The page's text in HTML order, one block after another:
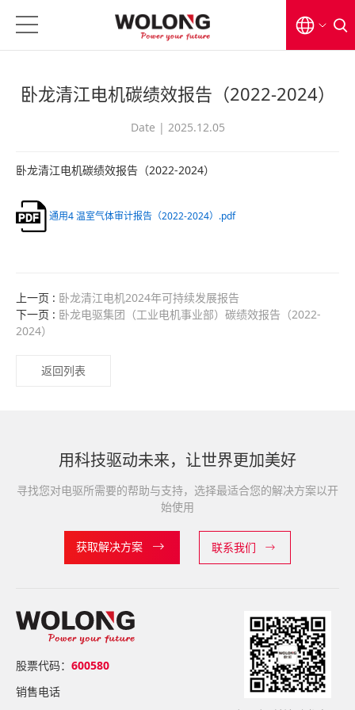
CN
卧龙清江电机碳绩效报告（2022-2024）
Date | 2025.12.05
卧龙清江电机碳绩效报告（2022-2024）
通用4 温室气体审计报告（2022-2024）.pdf
上一页 : 卧龙清江电机2024年可持续发展报告
下一页 : 卧龙电驱集团（工业电机事业部）碳绩效报告（2022-
2024）
返回列表
用科技驱动未来，让世界更加美好
寻找您对电驱所需要的帮助与支持，选择最适合您的解决方案以开
始使用
获取解决方案 联系我们
股票代码： 600580
销售电话